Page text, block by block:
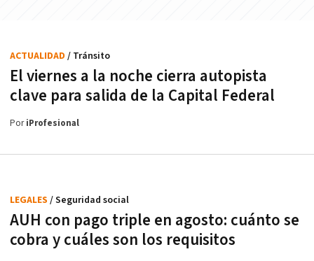
El viernes a la noche cierra autopista
clave para salida de la Capital Federal
ACTUALIDAD / Tránsito
PoriProfesional
AUH con pago triple en agosto: cuánto se
cobra y cuáles son los requisitos
LEGALES / Seguridad social